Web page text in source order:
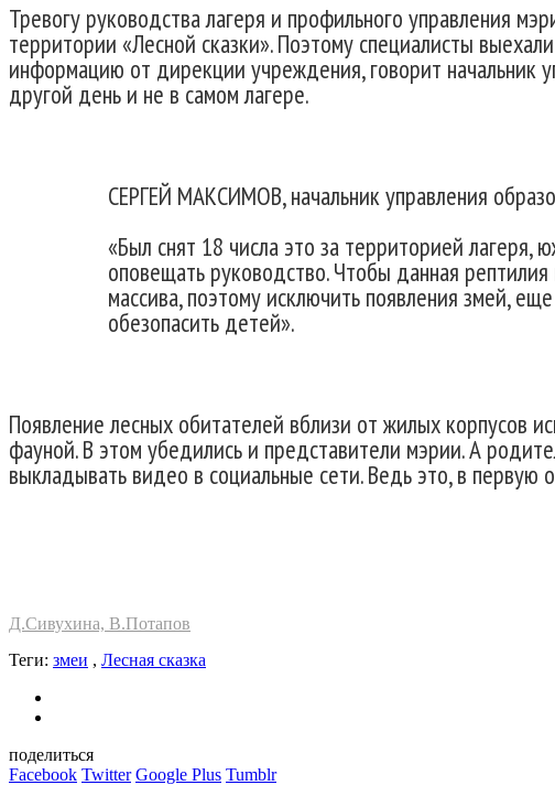
Тревогу руководства лагеря и профильного управления
территории «Лесной сказки». Поэтому специалисты
информацию от дирекции учреждения, говорит начальник
другой день и не в самом лагере.
СЕРГЕЙ МАКСИМОВ, начальник управления
«Был снят 18 числа это за территорией лагеря,
оповещать руководство. Чтобы данная
массива, поэтому исключить появления змей,
обезопасить детей».
Появление лесных обитателей вблизи от жилых корпусов
фауной. В этом убедились и представители мэрии. А
выкладывать видео в социальные сети. Ведь это, в первую
Д.Сивухина, В.Потапов
Теги: змеи , Лесная сказка
поделиться
Facebook Twitter Google Plus Tumblr